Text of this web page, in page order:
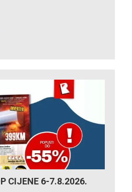
CIJENE 6-7.8.2026.